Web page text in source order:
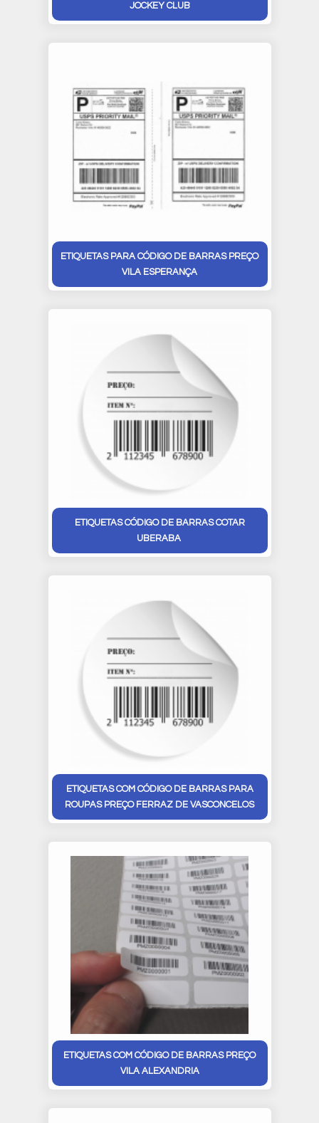
JOCKEY CLUB
ETIQUETAS PARA CÓDIGO DE BARRAS PREÇO
VILA ESPERANÇA
ETIQUETAS CÓDIGO DE BARRAS COTAR
UBERABA
ETIQUETAS COM CÓDIGO DE BARRAS PARA
ROUPAS PREÇO FERRAZ DE VASCONCELOS
ETIQUETAS COM CÓDIGO DE BARRAS PREÇO
VILA ALEXANDRIA